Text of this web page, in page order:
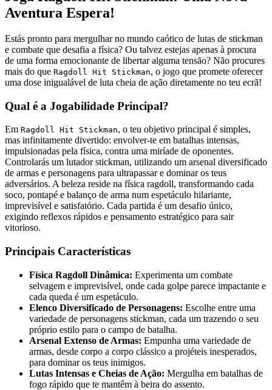
Aventura Espera!
Estás pronto para mergulhar no mundo caótico de lutas de stickman
e combate que desafia a física? Ou talvez estejas apenas à procura
de uma forma emocionante de libertar alguma tensão? Não procures
mais do que Ragdoll Hit Stickman, o jogo que promete oferecer
uma dose inigualável de luta cheia de ação diretamente no teu ecrã!
Qual é a Jogabilidade Principal?
Em Ragdoll Hit Stickman, o teu objetivo principal é simples,
mas infinitamente divertido: envolver-te em batalhas intensas,
impulsionadas pela física, contra uma miríade de oponentes.
Controlarás um lutador stickman, utilizando um arsenal diversificado
de armas e personagens para ultrapassar e dominar os teus
adversários. A beleza reside na física ragdoll, transformando cada
soco, pontapé e balanço de arma num espetáculo hilariante,
imprevisível e satisfatório. Cada partida é um desafio único,
exigindo reflexos rápidos e pensamento estratégico para sair
vitorioso.
Principais Características
Física Ragdoll Dinâmica: Experimenta um combate
selvagem e imprevisível, onde cada golpe parece impactante e
cada queda é um espetáculo.
Elenco Diversificado de Personagens: Escolhe entre uma
variedade de personagens stickman, cada um trazendo o seu
próprio estilo para o campo de batalha.
Arsenal Extenso de Armas: Empunha uma variedade de
armas, desde corpo a corpo clássico a projéteis inesperados,
para dominar os teus inimigos.
Lutas Intensas e Cheias de Ação: Mergulha em batalhas de
fogo rápido que te mantêm à beira do assento.